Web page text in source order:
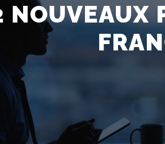
NOUVEAUX